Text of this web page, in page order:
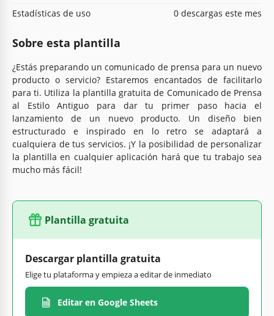
Estadísticas de uso
0 descargas este mes
Sobre esta plantilla
¿Estás preparando un comunicado de prensa para un nuevo
producto o servicio? Estaremos encantados de facilitarlo
para ti. Utiliza la plantilla gratuita de Comunicado de Prensa
al Estilo Antiguo para dar tu primer paso hacia el
lanzamiento de un nuevo producto. Un diseño bien
estructurado e inspirado en lo retro se adaptará a
cualquiera de tus servicios. ¡Y la posibilidad de personalizar
la plantilla en cualquier aplicación hará que tu trabajo sea
mucho más fácil!
Plantilla gratuita
Descargar plantilla gratuita
Elige tu plataforma y empieza a editar de inmediato
Editar en Google Sheets